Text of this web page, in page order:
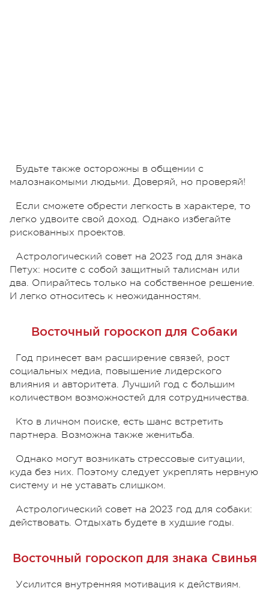
Будьте также осторожны в общении с
малознакомыми людьми. Доверяй, но проверяй!
Если сможете обрести легкость в характере, то
легко удвоите свой доход. Однако избегайте
рискованных проектов.
Астрологический совет на 2023 год для знака
Петух: носите с собой защитный талисман или
два. Опирайтесь только на собственное решение.
И легко относитесь к неожиданностям.
Восточный гороскоп для Собаки
Год принесет вам расширение связей, рост
социальных медиа, повышение лидерского
влияния и авторитета. Лучший год с большим
количеством возможностей для сотрудничества.
Кто в личном поиске, есть шанс встретить
партнера. Возможна также женитьба.
Однако могут возникать стрессовые ситуации,
куда без них. Поэтому следует укреплять нервную
систему и не уставать слишком.
Астрологический совет на 2023 год для собаки:
действовать. Отдыхать будете в худшие годы.
Восточный гороскоп для знака Свинья
Усилится внутренняя мотивация к действиям.